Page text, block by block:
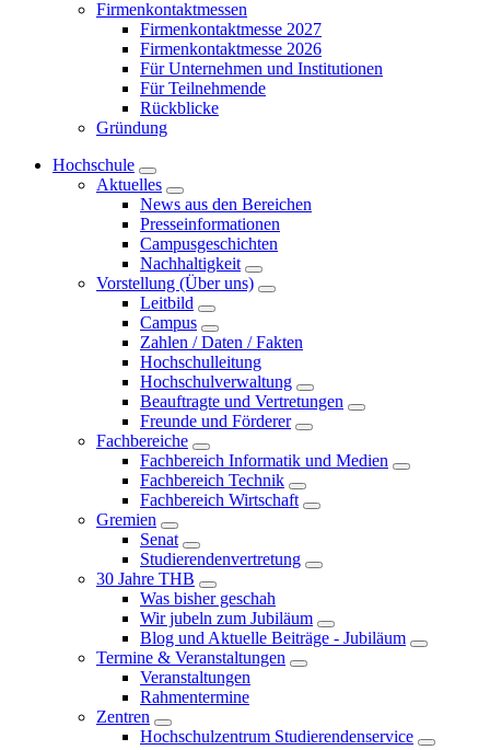
Firmenkontaktmessen
Firmenkontaktmesse 2027
Firmenkontaktmesse 2026
Für Unternehmen und Institutionen
Für Teilnehmende
Rückblicke
Gründung
Hochschule
Aktuelles
News aus den Bereichen
Presseinformationen
Campusgeschichten
Nachhaltigkeit
Vorstellung (Über uns)
Leitbild
Campus
Zahlen / Daten / Fakten
Hochschulleitung
Hochschulverwaltung
Beauftragte und Vertretungen
Freunde und Förderer
Fachbereiche
Fachbereich Informatik und Medien
Fachbereich Technik
Fachbereich Wirtschaft
Gremien
Senat
Studierendenvertretung
30 Jahre THB
Was bisher geschah
Wir jubeln zum Jubiläum
Blog und Aktuelle Beiträge - Jubiläum
Termine & Veranstaltungen
Veranstaltungen
Rahmentermine
Zentren
Hochschulzentrum Studierendenservice